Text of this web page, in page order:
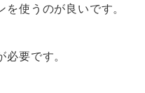
使うのが良いです。
要です。